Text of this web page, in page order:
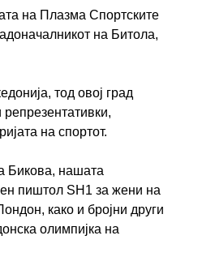
на Плазма Спортските
на Битола,
тод овој град
на спортот.
Бикова, нашата
пиштол SH1 за жени на
како и бројни други
олимпијка на